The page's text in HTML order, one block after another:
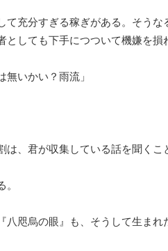
充分すぎる稼ぎがある。そうな
としても下手につついて機嫌を損
無いかい？雨流」
は、君が収集している話を聞くこ
八咫烏の眼』も、そうして生まれ